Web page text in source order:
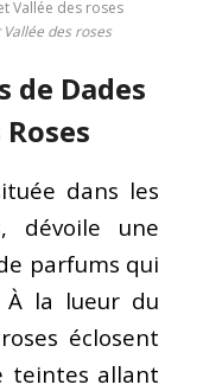
des roses
de Dades
dans les
dévoile une
parfums qui
À la lueur du
éclosent
teintes allant